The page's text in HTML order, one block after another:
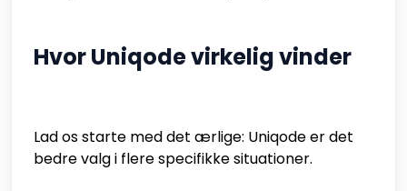
Hvor Uniqode virkelig vinder
Lad os starte med det ærlige: Uniqode er det
bedre valg i flere specifikke situationer.